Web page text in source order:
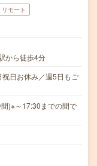
リモート
から徒歩4分
日お休み／週5日もご
)※～17:30までの間で